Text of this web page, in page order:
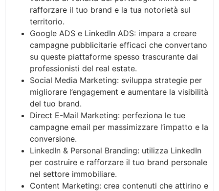
rafforzare il tuo brand e la tua notorietà sul
territorio.
Google ADS e LinkedIn ADS: impara a creare
campagne pubblicitarie efficaci che convertano
su queste piattaforme spesso trascurante dai
professionisti del real estate.
Social Media Marketing: sviluppa strategie per
migliorare l’engagement e aumentare la visibilità
del tuo brand.
Direct E-Mail Marketing: perfeziona le tue
campagne email per massimizzare l’impatto e la
conversione.
LinkedIn & Personal Branding: utilizza LinkedIn
per costruire e rafforzare il tuo brand personale
nel settore immobiliare.
Content Marketing: crea contenuti che attirino e